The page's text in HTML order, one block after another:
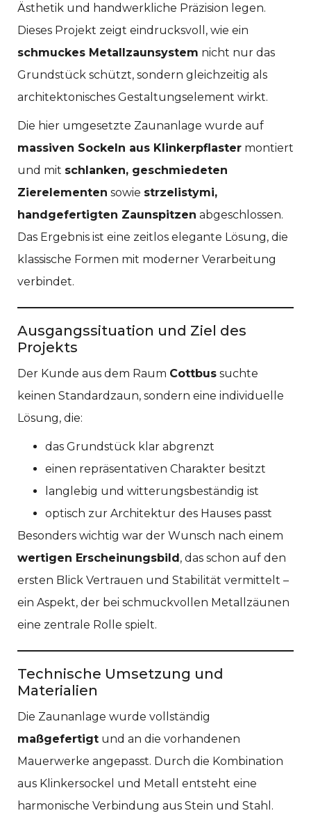
Ästhetik und handwerkliche Präzision legen.
Dieses Projekt zeigt eindrucksvoll, wie ein
schmuckes Metallzaunsystem nicht nur das
Grundstück schützt, sondern gleichzeitig als
architektonisches Gestaltungselement wirkt.
Die hier umgesetzte Zaunanlage wurde auf
massiven Sockeln aus Klinkerpflaster montiert
und mit schlanken, geschmiedeten
Zierelementen sowie strzelistymi,
handgefertigten Zaunspitzen abgeschlossen.
Das Ergebnis ist eine zeitlos elegante Lösung, die
klassische Formen mit moderner Verarbeitung
verbindet.
Ausgangssituation und Ziel des
Projekts
Der Kunde aus dem Raum Cottbus suchte
keinen Standardzaun, sondern eine individuelle
Lösung, die:
das Grundstück klar abgrenzt
einen repräsentativen Charakter besitzt
langlebig und witterungsbeständig ist
optisch zur Architektur des Hauses passt
Besonders wichtig war der Wunsch nach einem
wertigen Erscheinungsbild, das schon auf den
ersten Blick Vertrauen und Stabilität vermittelt –
ein Aspekt, der bei schmuckvollen Metallzäunen
eine zentrale Rolle spielt.
Technische Umsetzung und
Materialien
Die Zaunanlage wurde vollständig
maßgefertigt und an die vorhandenen
Mauerwerke angepasst. Durch die Kombination
aus Klinkersockel und Metall entsteht eine
harmonische Verbindung aus Stein und Stahl.